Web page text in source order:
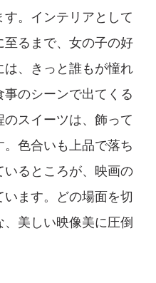
。インテリアとして
るまで、女の子の好
、きっと誰もが憧れ
のシーンで出てくる
スイーツは、飾って
色合いも上品で落ち
るところが、映画の
ます。どの場面を切
、美しい映像美に圧倒